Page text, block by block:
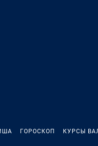
ГОРОСКОП КУРСЫ